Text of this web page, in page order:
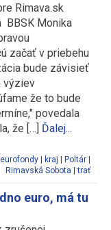
Rimava.sk
BBSK Monika
začať v priebehu
bude závisieť
výziev
že to bude
povedala
že […] Ďalej...
eurofondy kraj Poltár
Rimavská Sobota |trať
euro, má tu